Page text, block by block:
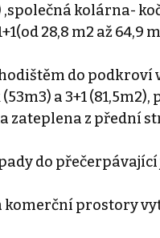
,společná kolárna-
28,8 m2 až 64,9
do podkroví
a 3+1 (81,5m2),
zateplena z přední
do přečerpávající
komerční prostory